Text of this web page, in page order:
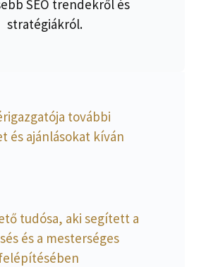
SEO trendekről és
stratégiákról.
további
és ajánlásokat kíván
tudósa, aki segített a
és a mesterséges